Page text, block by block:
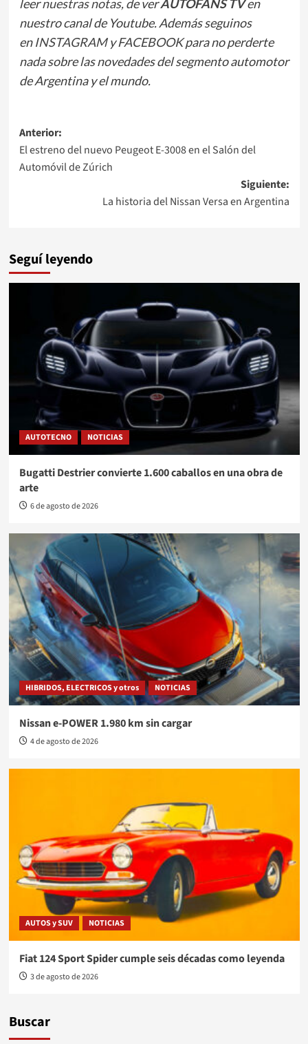
leernuestras notas, de ver AUTOFANS TV en
nuestro canal de Youtube. Además seguinos
enINSTAGRAMyFACEBOOKpara no perderte
nada sobre las novedades del segmento automotor
de Argentina y el mundo.
Navegación
de
entradas
Anterior:
El estreno del nuevo Peugeot E-3008 en el Salón del
Automóvil de Zúrich
Siguiente:
La historia del Nissan Versa en Argentina
Seguí leyendo
AUTOTECNO NOTICIAS
Bugatti Destrier convierte 1.600 caballos en una obra de
arte
6 de agosto de 2026
HIBRIDOS, ELECTRICOS y otros NOTICIAS
Nissan e-POWER 1.980 km sin cargar
4 de agosto de 2026
AUTOS y SUV NOTICIAS
Fiat 124 Sport Spider cumple seis décadas como leyenda
3 de agosto de 2026
Buscar